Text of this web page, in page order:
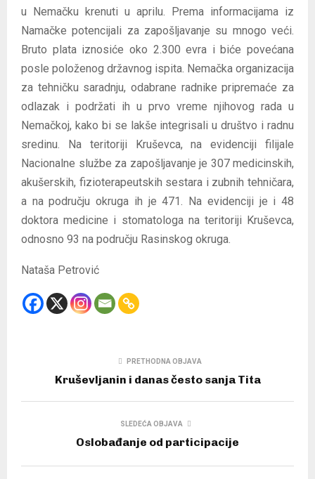
u Nemačku krenuti u aprilu. Prema informacijama iz
Namačke potencijali za zapošljavanje su mnogo veći.
Bruto plata iznosiće oko 2.300 evra i biće povećana
posle položenog državnog ispita. Nemačka organizacija
za tehničku saradnju, odabrane radnike pripremaće za
odlazak i podržati ih u prvo vreme njihovog rada u
Nemačkoj, kako bi se lakše integrisali u društvo i radnu
sredinu. Na teritoriji Kruševca, na evidenciji filijale
Nacionalne službe za zapošljavanje je 307 medicinskih,
akušerskih, fizioterapeutskih sestara i zubnih tehničara,
a na području okruga ih je 471. Na evidenciji je i 48
doktora medicine i stomatologa na teritoriji Kruševca,
odnosno 93 na području Rasinskog okruga.
Nataša Petrović
PRETHODNA OBJAVA
Kruševljanin i da­nas če­sto sa­nja Ti­ta
SLEDEĆA OBJAVA
Oslobađanje od participacije